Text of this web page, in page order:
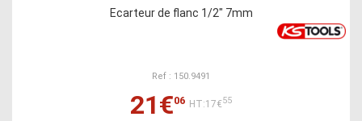
Ecarteur de flanc 1/2" 7mm
Ref : 150.9491
21€06 HT:17€55